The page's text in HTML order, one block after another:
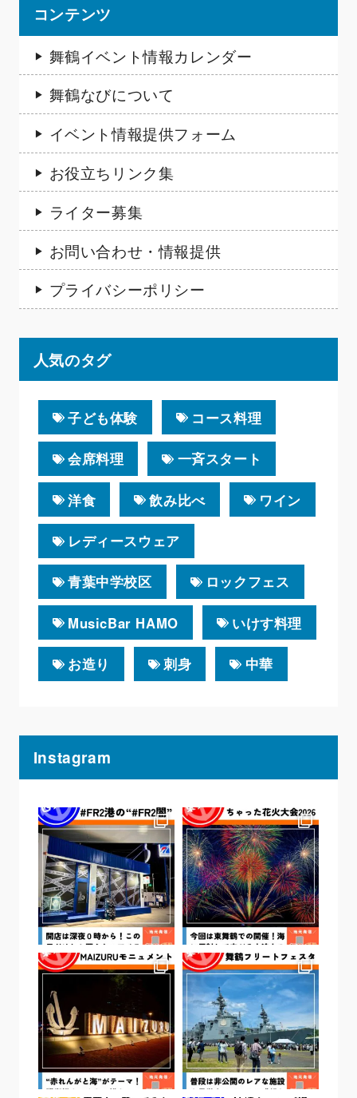
人気のタグ
子ども体験 コース料理
会席料理 一斉スタート
洋食 飲み比べ ワイン
レディースウェア
青葉中学校区 ロックフェス
MusicBar HAMO いけす料理
お造り 刺身 中華
コンテンツ
舞鶴イベント情報カレンダー
舞鶴なびについて
イベント情報提供フォーム
お役立ちリンク集
ライター募集
お問い合わせ・情報提供
プライバシーポリシー
Instagram